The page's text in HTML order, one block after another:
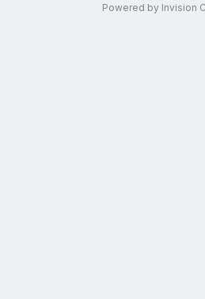
Powered by Invision